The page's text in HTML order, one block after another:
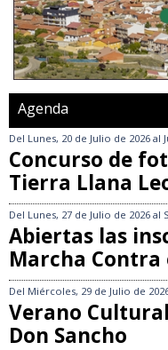
Agenda
Del Lunes, 20 de Julio de 2026 al
Concurso de
Tierra Llana
Del Lunes, 27 de Julio de 2026 al
Abiertas las
Marcha Contra
Del Miércoles, 29 de Julio de
Verano
Don Sancho